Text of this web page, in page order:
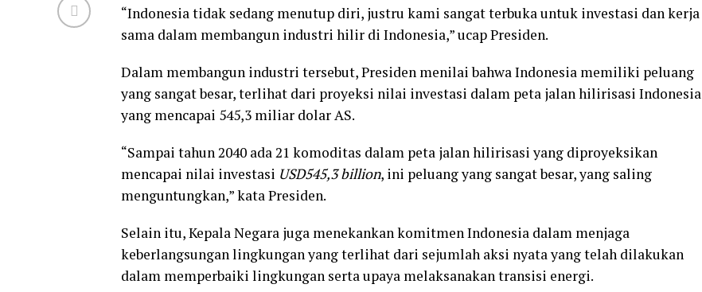
“Indonesia tidak sedang menutup diri, justru kami sangat terbuka untuk investasi dan kerja
sama dalam membangun industri hilir di Indonesia,” ucap Presiden.
Dalam membangun industri tersebut, Presiden menilai bahwa Indonesia memiliki peluang
yang sangat besar, terlihat dari proyeksi nilai investasi dalam peta jalan hilirisasi Indonesia
yang mencapai 545,3 miliar dolar AS.
“Sampai tahun 2040 ada 21 komoditas dalam peta jalan hilirisasi yang diproyeksikan
mencapai nilai investasi USD545,3 billion, ini peluang yang sangat besar, yang saling
menguntungkan,” kata Presiden.
Selain itu, Kepala Negara juga menekankan komitmen Indonesia dalam menjaga
keberlangsungan lingkungan yang terlihat dari sejumlah aksi nyata yang telah dilakukan
dalam memperbaiki lingkungan serta upaya melaksanakan transisi energi.